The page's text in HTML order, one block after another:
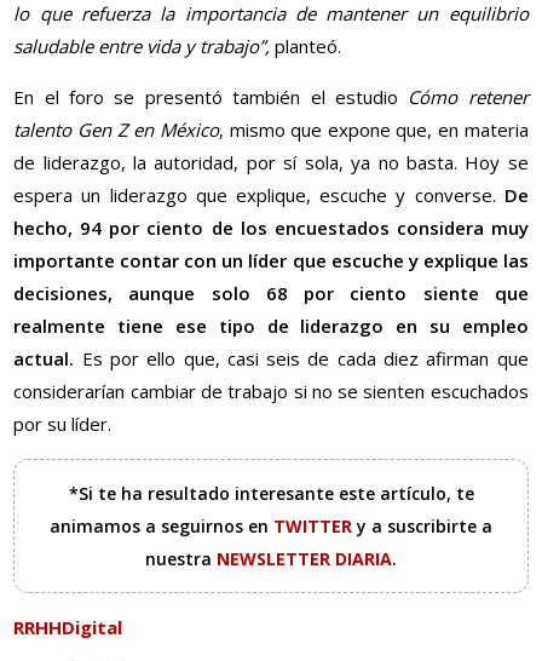
lo que refuerza la importancia de mantener un equilibrio
saludable entre vida y trabajo”, planteó.
En el foro se presentó también el estudio Cómo retener
talento Gen Z en México, mismo que expone que, en materia
de liderazgo, la autoridad, por sí sola, ya no basta. Hoy se
espera un liderazgo que explique, escuche y converse. De
hecho, 94 por ciento de los encuestados considera muy
importante contar con un líder que escuche y explique las
decisiones, aunque solo 68 por ciento siente que
realmente tiene ese tipo de liderazgo en su empleo
actual. Es por ello que, casi seis de cada diez afirman que
considerarían cambiar de trabajo si no se sienten escuchados
por su líder.
*Si te ha resultado interesante este artículo, te
animamos a seguirnos en TWITTERy a suscribirte a
nuestra NEWSLETTER DIARIA.
RRHHDigital